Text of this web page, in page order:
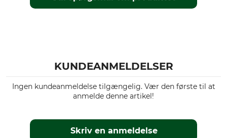
KUNDEANMELDELSER
Ingen kundeanmeldelse tilgængelig. Vær den første til at
anmelde denne artikel!
Skriv en anmeldelse